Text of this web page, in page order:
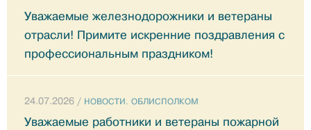
Уважаемые железнодорожники и ветераны
отрасли! Примите искренние поздравления с
профессиональным праздником!
24.07.2026 / НОВОСТИ. ОБЛИСПОЛКОМ
Уважаемые работники и ветераны пожарной